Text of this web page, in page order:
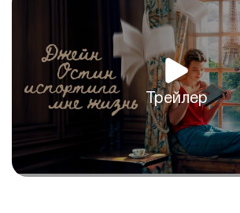
Трейлер